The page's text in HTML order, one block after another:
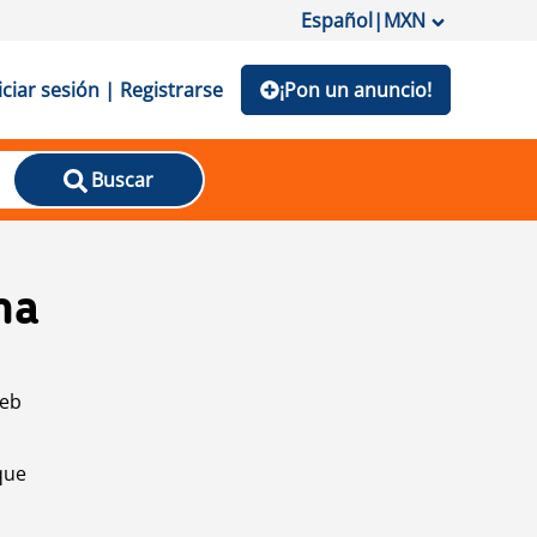
Español|MXN
sesión | Registrarse ¡Pon un anuncio!
Buscar